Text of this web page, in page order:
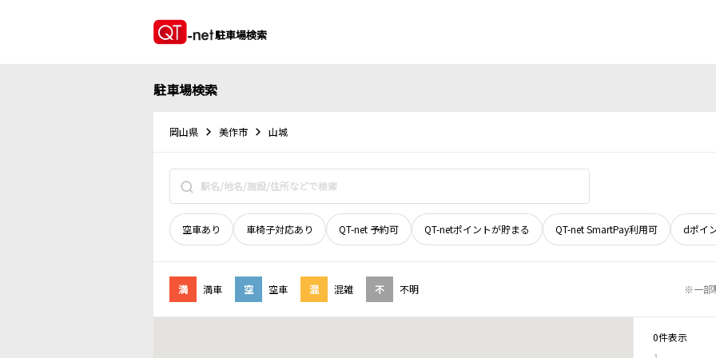
駐車場検索
駐車場検索
岡山県 美作市 山城
空車あり 車椅子対応あり QT-net 予約可 QT-netポイントが貯まる QT-net SmartPay利用可 dポイ
満 満車 空 空車 混 混雑 不 不明 ※一部
0件表示